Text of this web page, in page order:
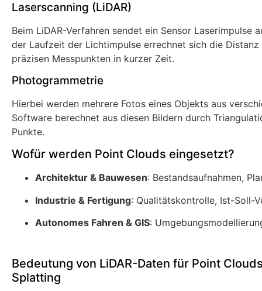
Laserscanning (LiDAR)
Beim LiDAR-Verfahren sendet ein Sensor
der Laufzeit der Lichtimpulse errechnet sich die
präzisen Messpunkten in kurzer Zeit.
Photogrammetrie
Hierbei werden mehrere Fotos eines Objekts aus
Software berechnet aus diesen Bildern durch
Punkte.
Wofür werden Point Clouds eingesetzt?
Architektur & Bauwesen: Bestandsaufnahmen,
Industrie & Fertigung: Qualitätskontrolle, Ist-Soll-
Autonomes Fahren & GIS:
Bedeutung von LiDAR-Daten für Point
Splatting